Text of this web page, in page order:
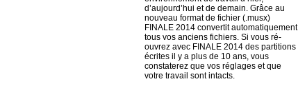
d’aujourd’hui et de demain. Grâce au
nouveau format de fichier (.musx)
FINALE 2014 convertit automatiquement
tous vos anciens fichiers. Si vous ré-
ouvrez avec FINALE 2014 des partitions
écrites il y a plus de 10 ans, vous
constaterez que vos réglages et que
votre travail sont intacts.